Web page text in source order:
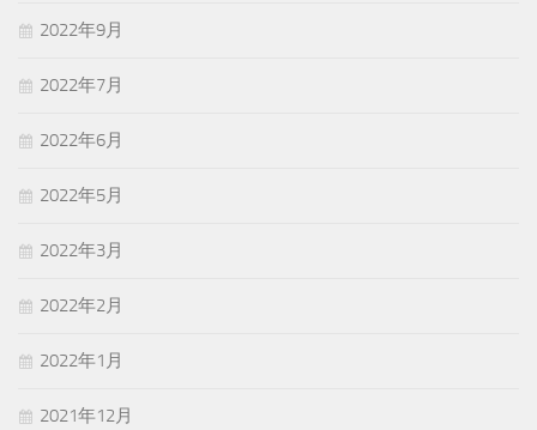
2022年9月
2022年7月
2022年6月
2022年5月
2022年3月
2022年2月
2022年1月
2021年12月